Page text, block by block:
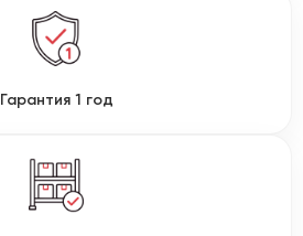
Гарантия 1 год